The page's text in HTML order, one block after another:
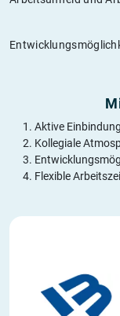
Aktive
Kollegiale
Flexible